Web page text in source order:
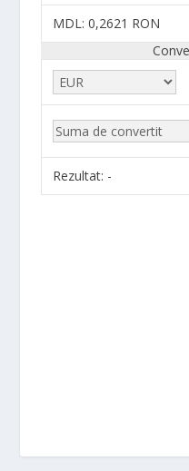
MDL: 0,2621 RON
Rezultat: -